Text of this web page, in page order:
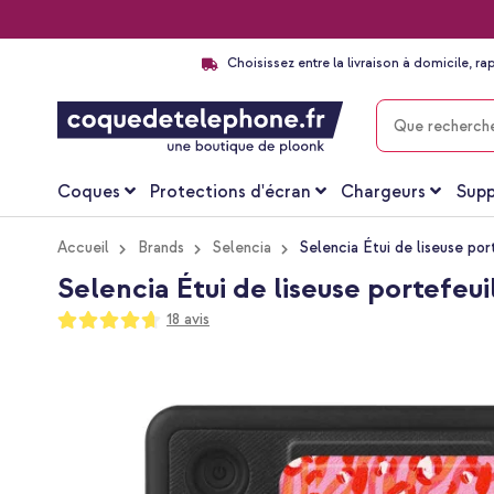
Choisissez entre la livraison à domicile,
CHERCHER
Coques Protections d'écran Chargeurs
Accueil Brands Selencia Selencia Étui de liseuse
Selencia Étui de liseuse
Notation:
93
100
18 avis